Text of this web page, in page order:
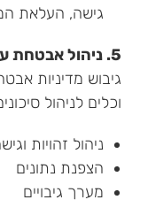
גישה, העלאת
5. ניהול אבטחת ענן
גיבוש מדיניות
וכלים לניהול
ניהול זהויות
הצפנת נתונים
מערך גיבויים